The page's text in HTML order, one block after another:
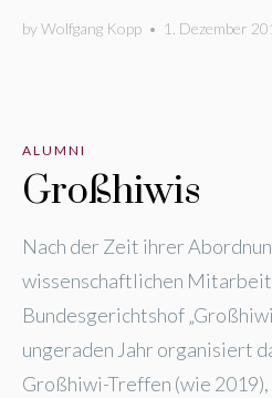
byWolfgang Kopp • 1. Dezember
ALUMNI
Großhiwis
Nach der Zeit ihrer
wissenschaftlichen
Bundesgerichtshof
ungeraden Jahr organisiert
Großhiwi-Treffen (wie 2019),